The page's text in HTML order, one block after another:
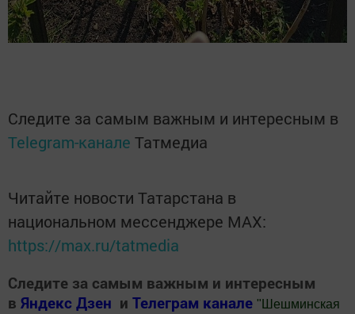
Следите за самым важным и интересным в
Telegram-канале Татмедиа
Читайте новости Татарстана в
национальном мессенджере MАХ:
https://max.ru/tatmedia
Следите за самым важным и интересным
в Яндекс Дзен и Телеграм канале " Шешминская